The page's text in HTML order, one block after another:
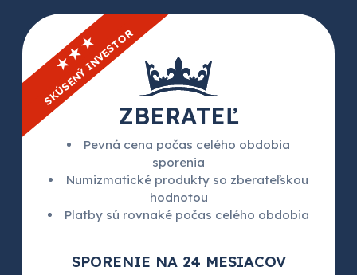
★★★
SKÚSENÝ INVESTOR
ZBERATEĽ
Pevná cena počas celého obdobia
sporenia
Numizmatické produkty so zberateľskou
hodnotou
Platby sú rovnaké počas celého obdobia
SPORENIE NA 24 MESIACOV